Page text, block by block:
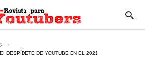
DESPÍDETE DE YOUTUBE EN EL 2021